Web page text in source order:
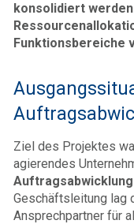
konsolidiert
Funktionsbereiche
Ziel des Projektes
agierendes
Geschäftsleitung lag
Ansprechpartner für